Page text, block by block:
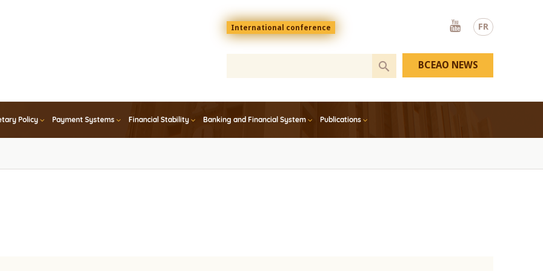
FR
Menu
top
En
International conference
Youtube
Policy Payment Systems Financial Stability Banking and Financial System Publications
BCEAO NEWS